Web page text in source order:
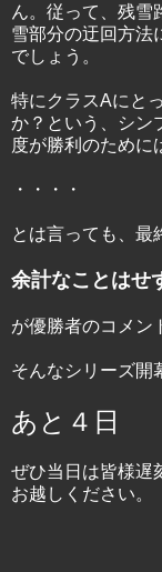
ん。従って、残雪
雪部分の迂回方法
でしょう。
特にクラスAにと
か？という、シン
度が勝利のために
・・・・
とは言っても、最
余計なことはせ
が優勝者のコメン
そんなシリーズ開
あと４日
ぜひ当日は皆様遅
お越しください。